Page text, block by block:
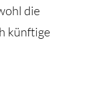
die
künftige